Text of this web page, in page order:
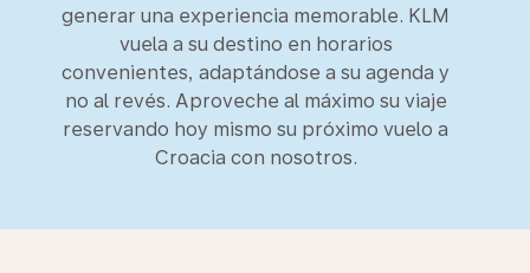
generar una experiencia memorable. KLM
vuela a su destino en horarios
convenientes, adaptándose a su agenda y
no al revés. Aproveche al máximo su viaje
reservando hoy mismo su próximo vuelo a
Croacia con nosotros.